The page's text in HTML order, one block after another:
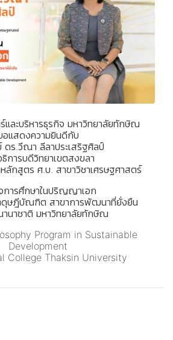
และบริหารธุรกิจ มหาวิทยาลัยทักษิณ
อแสดงความยินดีกับ
ดร.วีณา ลีลาประเสริฐศิลป์
การบดีวิทยาเขตสงขลา
หลักสูตร ศ.บ. สาขาวิชาเศรษฐศาสตร์
การศึกษาในปริญญาเอก
ษฎีบัณฑิต สาขาการพัฒนาที่ยั่งยืน
านาชาติ มหาวิทยาลัยทักษิณ
Program in Sustainable
Development
College Thaksin University